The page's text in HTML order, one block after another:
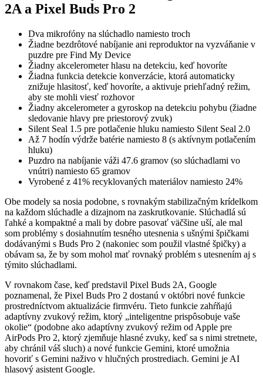
2A a Pixel Buds Pro 2
Dva mikrofóny na slúchadlo namiesto troch
Žiadne bezdrôtové nabíjanie ani reproduktor na vyzváňanie v
puzdre pre Find My Device
Žiadny akcelerometer hlasu na detekciu, keď hovoríte
Žiadna funkcia detekcie konverzácie, ktorá automaticky
znižuje hlasitosť, keď hovoríte, a aktivuje priehľadný režim,
aby ste mohli viesť rozhovor
Žiadny akcelerometer a gyroskop na detekciu pohybu (žiadne
sledovanie hlavy pre priestorový zvuk)
Silent Seal 1.5 pre potlačenie hluku namiesto Silent Seal 2.0
Až 7 hodín výdrže batérie namiesto 8 (s aktívnym potlačením
hluku)
Puzdro na nabíjanie váži 47.6 gramov (so slúchadlami vo
vnútri) namiesto 65 gramov
Vyrobené z 41% recyklovaných materiálov namiesto 24%
Obe modely sa nosia podobne, s rovnakým stabilizačným krídelkom
na každom slúchadle a dizajnom na zaskrutkovanie. Slúchadlá sú
ľahké a kompaktné a mali by dobre pasovať väčšine uší, ale mal
som problémy s dosiahnutím tesného utesnenia s ušnými špičkami
dodávanými s Buds Pro 2 (nakoniec som použil vlastné špičky) a
obávam sa, že by som mohol mať rovnaký problém s utesnením aj s
týmito slúchadlami.
V rovnakom čase, keď predstavil Pixel Buds 2A, Google
poznamenal, že Pixel Buds Pro 2 dostanú v októbri nové funkcie
prostredníctvom aktualizácie firmvéru. Tieto funkcie zahŕňajú
adaptívny zvukový režim, ktorý „inteligentne prispôsobuje vaše
okolie“ (podobne ako adaptívny zvukový režim od Apple pre
AirPods Pro 2, ktorý zjemňuje hlasné zvuky, keď sa s nimi stretnete,
aby chránil váš sluch) a nové funkcie Gemini, ktoré umožnia
hovoriť s Gemini naživo v hlučných prostrediach. Gemini je AI
hlasový asistent Google.